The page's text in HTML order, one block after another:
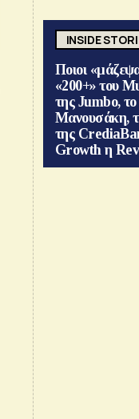
INSIDE
Ποιοι
«200+» του
της Jumbo,
Μανουσάκη,
της
Growth η